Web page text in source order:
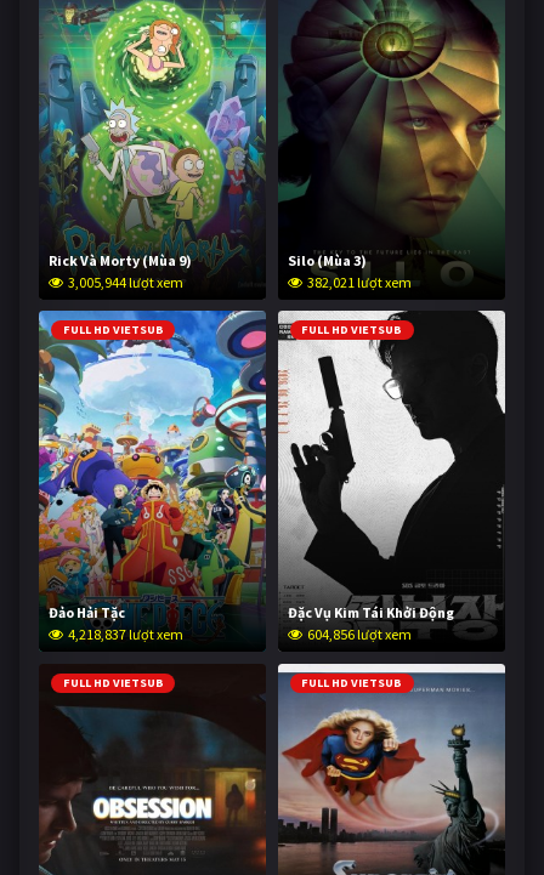
Rick Và Morty (Mùa 9)
3,005,944 lượt xem
Silo (Mùa 3)
382,021 lượt xem
FULL HD VIETSUB
Đảo Hải Tặc
4,218,837 lượt xem
FULL HD VIETSUB
Đặc Vụ Kim Tái Khởi Động
604,856 lượt xem
FULL HD VIETSUB FULL HD VIETSUB